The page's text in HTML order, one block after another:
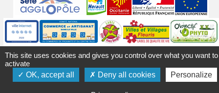
partenaires
Labels
Autres
This site uses cookies and gives you control over what you want to
activate
OK, accept all
Deny all cookies Personalize